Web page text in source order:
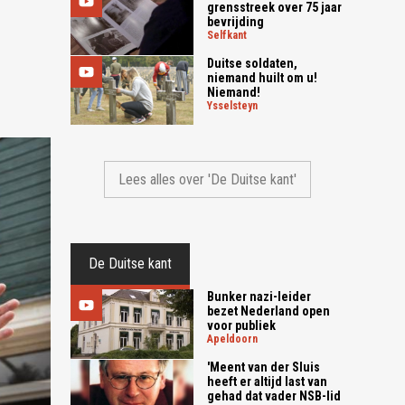
grensstreek over 75 jaar
bevrijding
selfkant
Duitse soldaten,
niemand huilt om u!
Niemand!
ysselsteyn
Lees alles over 'De Duitse kant'
De Duitse kant
Bunker nazi-leider
bezet Nederland open
voor publiek
apeldoorn
'Meent van der Sluis
heeft er altijd last van
gehad dat vader NSB-lid